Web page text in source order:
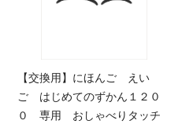
【交換用】にほんご えい
ご はじめてのずかん１２０
０ 専用 おしゃべりタッチ